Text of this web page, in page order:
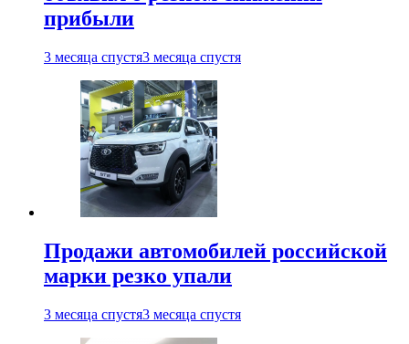
прибыли
3 месяца спустя3 месяца спустя
Продажи автомобилей российской
марки резко упали
3 месяца спустя3 месяца спустя